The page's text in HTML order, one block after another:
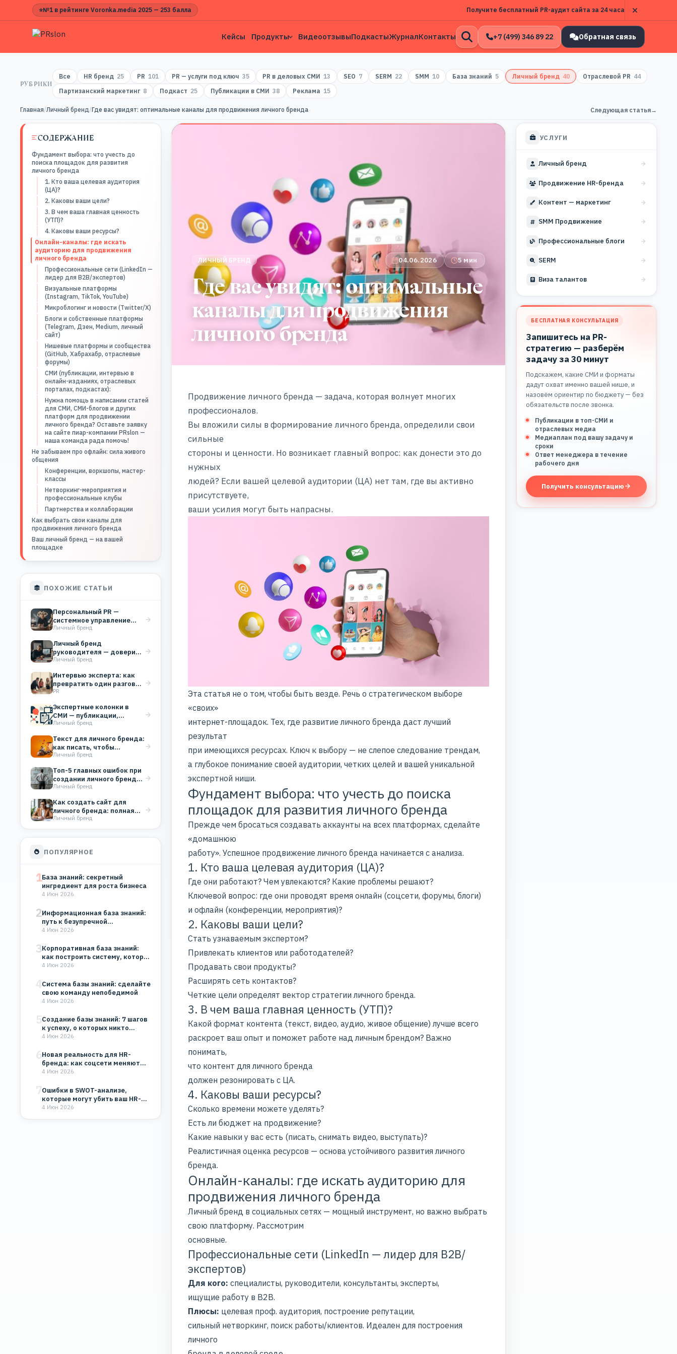
⭐№1 в рейтинге Voronka.media 2025 — 253 балла Получите бесплатный PR-аудит сайта за 24 часа
Кейсы Продукты ВидеоотзывыПодкастыЖурналКонтакты
Открыть
поиск
+7 (499) 346 89 22 Обратная связь
РУБРИКИ
Все HR бренд 25 PR 101 PR — услуги под ключ 35 PR в деловых СМИ 13 SEO 7 SERM 22 SMM 10 База знаний 5 Личный бренд 40 Отраслевой PR 44
Партизанский маркетинг 8 Подкаст 25 Публикации в СМИ 38 Реклама 15
Главная/Личный бренд/Где вас увидят: оптимальные каналы для продвижения личного бренда Следующая статья→
СОДЕРЖАНИЕ
Фундамент выбора: что учесть до
поиска площадок для развития
личного бренда
1. Кто ваша целевая аудитория
(ЦА)?
2. Каковы ваши цели?
3. В чем ваша главная ценность
(УТП)?
4. Каковы ваши ресурсы?
Онлайн-каналы: где искать
аудиторию для продвижения
личного бренда
Профессиональные сети (LinkedIn —
лидер для B2B/экспертов)
Визуальные платформы
(Instagram, TikTok, YouTube)
Микроблогинг и новости (Twitter/X)
Блоги и собственные платформы
(Telegram, Дзен, Medium, личный
сайт)
Нишевые платформы и сообщества
(GitHub, Хабрахабр, отраслевые
форумы)
СМИ (публикации, интервью в
онлайн-изданиях, отраслевых
порталах, подкастах):
Нужна помощь в написании статей
для СМИ, СМИ-блогов и других
платформ для продвижении
личного бренда? Оставьте заявку
на сайте пиар-компании PRslon —
наша команда рада помочь!
Не забываем про офлайн: сила живого
общения
Конференции, воркшопы, мастер-
классы
Нетворкинг-мероприятия и
профессиональные клубы
Партнерства и коллаборации
Как выбрать свои каналы для
продвижения личного бренда
Ваш личный бренд — на вашей
площадке
ПОХОЖИЕ СТАТЬИ
Персональный PR —
системное управление
репутацией эксперта для
Личный бренд
Личный бренд
руководителя — доверие,
которое работает на
Личный бренд
Интервью эксперта: как
превратить один разговор
в системный PR
PR
Экспертные колонки в
СМИ — публикации,
которые строят
Личный бренд
Текст для личного бренда:
как писать, чтобы
вовлекать аудиторию
Личный бренд
Топ-5 главных ошибок при
создании личного бренда
(и как их…
Личный бренд
Как создать сайт для
личного бренда: полная
инструкция для старта
Личный бренд
ПОПУЛЯРНОЕ
1База знаний: секретный
ингредиент для роста бизнеса
4 Июн 2026
2Информационная база знаний:
путь к безупречной
организации
4 Июн 2026
3Корпоративная база знаний:
как построить систему, которая
будет работать на…
4 Июн 2026
4Система базы знаний: сделайте
свою команду непобедимой
4 Июн 2026
5Создание базы знаний: 7 шагов
к успеху, о которых никто…
4 Июн 2026
6Новая реальность для HR-
бренда: как соцсети меняют
восприятие компании
4 Июн 2026
7Ошибки в SWOT-анализе,
которые могут убить ваш HR-
бренд и бизнес
4 Июн 2026
ЛИЧНЫЙ БРЕНД 04.06.2026 5 мин
Где вас увидят: оптимальные
каналы для продвижения
личного бренда
Продвижение личного бренда — задача, которая волнует многих
профессионалов.
Вы вложили силы в формирование личного бренда, определили свои
сильные
стороны и ценности. Но возникает главный вопрос: как донести это до
нужных
людей? Если вашей целевой аудитории (ЦА) нет там, где вы активно
присутствуете,
ваши усилия могут быть напрасны.
Эта статья не о том, чтобы быть везде. Речь о стратегическом выборе
«своих»
интернет-площадок. Тех, где развитие личного бренда даст лучший
результат
при имеющихся ресурсах. Ключ к выбору — не слепое следование трендам,
а глубокое понимание своей аудитории, четких целей и вашей уникальной
экспертной ниши.
Фундамент выбора: что учесть до поиска
площадок для развития личного бренда
Прежде чем бросаться создавать аккаунты на всех платформах, сделайте
«домашнюю
работу». Успешное продвижение личного бренда начинается с анализа.
1. Кто ваша целевая аудитория (ЦА)?
Где они работают? Чем увлекаются? Какие проблемы решают?
Ключевой вопрос: где они проводят время онлайн (соцсети, форумы, блоги)
и офлайн (конференции, мероприятия)?
2. Каковы ваши цели?
Стать узнаваемым экспертом?
Привлекать клиентов или работодателей?
Продавать свои продукты?
Расширять сеть контактов?
Четкие цели определят вектор стратегии личного бренда.
3. В чем ваша главная ценность (УТП)?
Какой формат контента (текст, видео, аудио, живое общение) лучше всего
раскроет ваш опыт и поможет работе над личным брендом? Важно
понимать,
что контент для личного бренда
должен резонировать с ЦА.
4. Каковы ваши ресурсы?
Сколько времени можете уделять?
Есть ли бюджет на продвижение?
Какие навыки у вас есть (писать, снимать видео, выступать)?
Реалистичная оценка ресурсов — основа устойчивого развития личного
бренда.
Онлайн-каналы: где искать аудиторию для
продвижения личного бренда
Личный бренд в социальных сетях — мощный инструмент, но важно выбрать
свою платформу. Рассмотрим
основные.
Профессиональные сети (LinkedIn — лидер для B2B/
экспертов)
Для кого: специалисты, руководители, консультанты, эксперты,
ищущие работу в B2B.
Плюсы: целевая проф. аудитория, построение репутации,
сильный нетворкинг, поиск работы/клиентов. Идеален для построения
личного
УСЛУГИ
Личный бренд
Продвижение HR-бренда
Контент — маркетинг
SMM Продвижение
Профессиональные блоги
SERM
Виза талантов
БЕСПЛАТНАЯ КОНСУЛЬТАЦИЯ
Запишитесь на PR-
стратегию — разберём
задачу за 30 минут
Подскажем, какие СМИ и форматы
дадут охват именно вашей нише, и
назовём ориентир по бюджету — без
обязательств после звонка.
Публикации в топ-СМИ и
отраслевых медиа
Медиаплан под вашу задачу и
сроки
Ответ менеджера в течение
рабочего дня
Получить консультацию